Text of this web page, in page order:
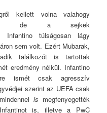
kellett volna valahogy
de a sejkek
Infantino túlságosan lágy
sem volt. Ezért Mubarak,
találkozót is tartottak
eredmény nélkül. Infantino
ismét csak agresszív
szerint az UEFA csak
is megfenyegették
is, illetve a PwC